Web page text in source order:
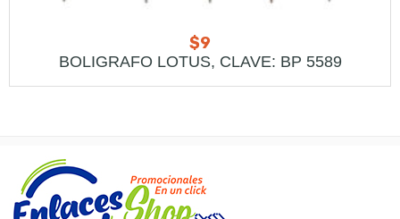
$9
BOLIGRAFO LOTUS, CLAVE: BP 5589